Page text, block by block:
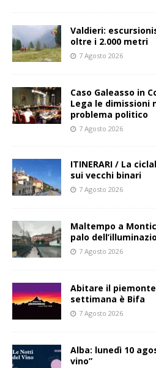
Valdieri:
oltre i 2.000 metri
7 Agosto 2026
Caso Galeasso in
Lega le dimissioni
problema politico
7 Agosto 2026
ITINERARI / La
sui vecchi binari
7 Agosto 2026
Maltempo a
palo
7 Agosto 2026
Abitare il
settimana è Bifa
7 Agosto 2026
Alba: lunedì 10
vino”